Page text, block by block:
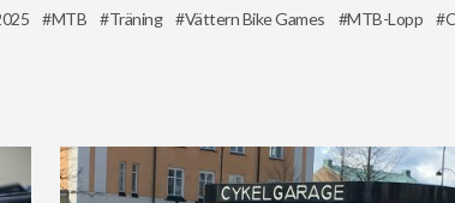
MTB Träning Vättern Bike Games MTB-Lopp